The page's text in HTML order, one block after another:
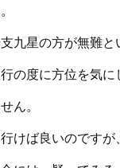
九星の方が無難と
の度に方位を気に
ん。
けば良いのです